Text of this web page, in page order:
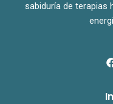
sabiduría de terapias